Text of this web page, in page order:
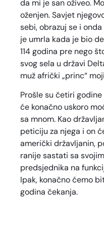
da mi je san oživeo.
oženjen. Savjet
sebi, obrazuj se i
je umrla kada je bio
114 godina pre nego
svog sela u državi
muž afrički „princ“
Prošle su četiri
će konačno uskoro
sa mnom. Kao
peticiju za njega i on
američki državljanin,
ranije sastati sa
predsjednika na
Ipak, konačno ćemo
godina čekanja.